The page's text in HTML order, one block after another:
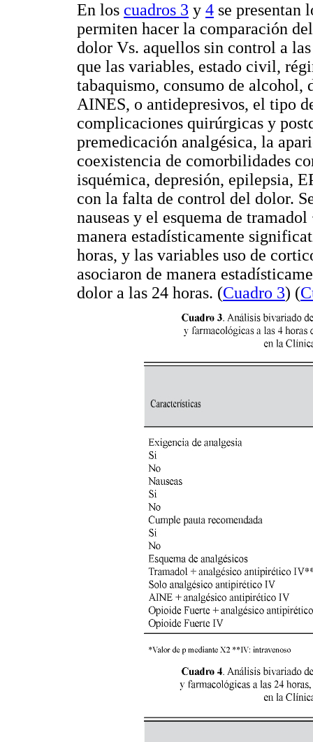
En los cuadros 3 y 4 se presentan
permiten hacer la comparación
dolor Vs. aquellos sin control a
que las variables, estado civil,
tabaquismo, consumo de alcohol,
AINES, o antidepresivos, el tipo
complicaciones quirúrgicas y
premedicación analgésica, la
coexistencia de comorbilidades
isquémica, depresión, epilepsia,
con la falta de control del dolor.
nauseas y el esquema de
manera estadísticamente
horas, y las variables uso de
asociaron de manera
dolor a las 24 horas. (Cuadro 3) (